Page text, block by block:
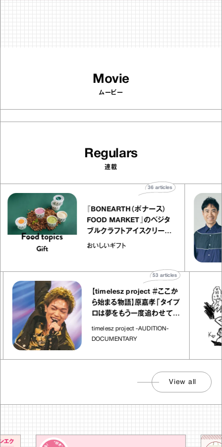
Movie
ムービー
Regulars
連載
『BONEARTH（ボナース）
FOOD MARKET』のベジタ
ブルクラフトアイスクリーム
｜真野知子の「おいしいギフ
おいしいギフト
36articles
【timelesz project ＃ここか
ら始まる物語】原嘉孝「タイプ
ロは夢をもう一度追わせてく
れた場所」
timelesz project -AUDITION-
DOCUMENTARY
articles
View all